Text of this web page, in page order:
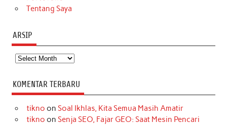
Tentang Saya
ARSIP
Arsip
KOMENTAR TERBARU
tikno on Soal Ikhlas, Kita Semua Masih Amatir
tikno on Senja SEO, Fajar GEO: Saat Mesin Pencari